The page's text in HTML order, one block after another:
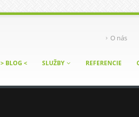
O nás
> BLOG < SLUŽBY REFERENCIE